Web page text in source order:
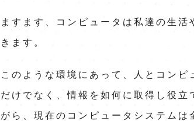
ますます、コンピュータは私達の生
きます。
このような環境にあって、人とコンピ
だけでなく、情報を如何に取得し役
がら、現在のコンピュータシステム